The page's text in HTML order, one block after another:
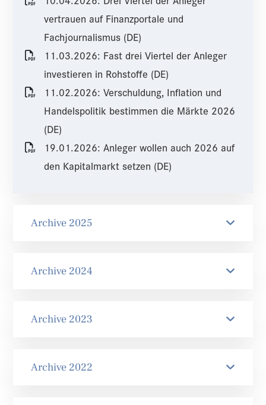
vertrauen auf Finanzportale und
Fachjournalismus (DE)
11.03.2026: Fast drei Viertel der Anleger
investieren in Rohstoffe (DE)
11.02.2026: Verschuldung, Inflation und
Handelspolitik bestimmen die Märkte 2026
(DE)
19.01.2026: Anleger wollen auch 2026 auf
den Kapitalmarkt setzen (DE)
Archive 2025
Archive 2024
Archive 2023
Archive 2022